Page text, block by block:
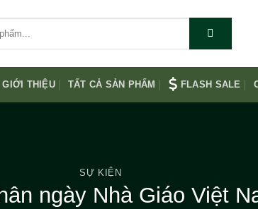
GIỚI THIỆU TẤT CẢ SẢN PHẨM FLASH SALE
SỰ KIỆN
ngày Nhà Giáo Việt